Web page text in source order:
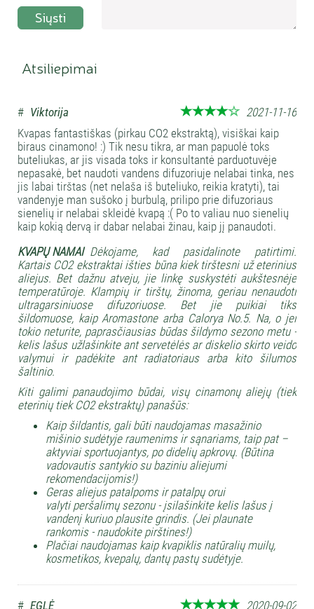
Siųsti
Atsiliepimai
# Viktorija
2021-11-16
Kvapas fantastiškas (pirkau CO2 ekstraktą), visiškai kaip
biraus cinamono! :) Tik nesu tikra, ar man papuolė toks
buteliukas, ar jis visada toks ir konsultantė parduotuvėje
nepasakė, bet naudoti vandens difuzoriuje nelabai tinka, nes
jis labai tirštas (net nelaša iš buteliuko, reikia kratyti), tai
vandenyje man sušoko į burbulą, prilipo prie difuzoriaus
sienelių ir nelabai skleidė kvapą :( Po to valiau nuo sienelių
kaip kokią dervą ir dabar nelabai žinau, kaip jį panaudoti.
KVAPŲ NAMAI Dėkojame, kad pasidalinote patirtimi.
Kartais CO2 ekstraktai išties būna kiek tirštesni už eterinius
aliejus. Bet dažnu atveju, jie linkę suskystėti aukštesnėje
temperatūroje. Klampių ir tirštų, žinoma, geriau nenaudoti
ultragarsiniuose difuzoriuose. Bet jie puikiai tiks
šildomuose, kaip Aromastonearba Calorya No.5. Na, o jei
tokio neturite, paprasčiausias būdas šildymo sezono metu -
kelis lašus užlašinkite ant servetėlės ar diskelio skirto veido
valymui ir padėkite ant radiatoriaus arba kito šilumos
šaltinio.
Kiti galimi panaudojimo būdai, visų cinamonų aliejų (tiek
eterinių tiek CO2 ekstraktų) panašūs:
Kaip šildantis, gali būti naudojamas masažinio
mišinio sudėtyje raumenims ir sąnariams, taip pat –
aktyviai sportuojantys, po didelių apkrovų. (Būtina
vadovautis santykio su baziniu aliejumi
rekomendacijomis!)
Geras aliejus patalpoms ir patalpų orui
valyti peršalimų sezonu - įsilašinkite kelis lašus į
vandenį kuriuo plausite grindis. (Jei plaunate
rankomis - naudokite pirštines!)
Plačiai naudojamas kaip kvapiklis natūralių muilų,
kosmetikos, kvepalų, dantų pastų sudėtyje.
# EGLĖ
2020-09-02